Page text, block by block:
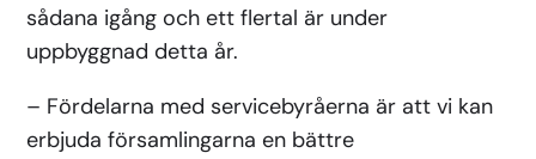
sådana igång och ett flertal är under
uppbyggnad detta år.
– Fördelarna med servicebyråerna är att vi kan
erbjuda församlingarna en bättre